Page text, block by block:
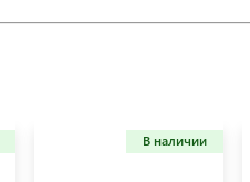
В наличии